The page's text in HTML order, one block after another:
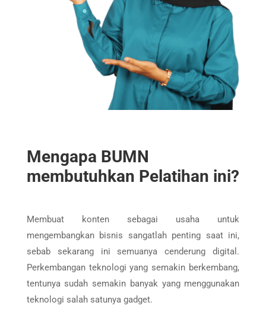
Mengapa BUMN
membutuhkan Pelatihan ini?
Membuat konten sebagai usaha untuk
mengembangkan bisnis sangatlah penting saat ini,
sebab sekarang ini semuanya cenderung digital.
Perkembangan teknologi yang semakin berkembang,
tentunya sudah semakin banyak yang menggunakan
teknologi salah satunya gadget.